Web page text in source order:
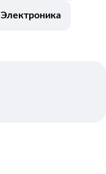
Электроника